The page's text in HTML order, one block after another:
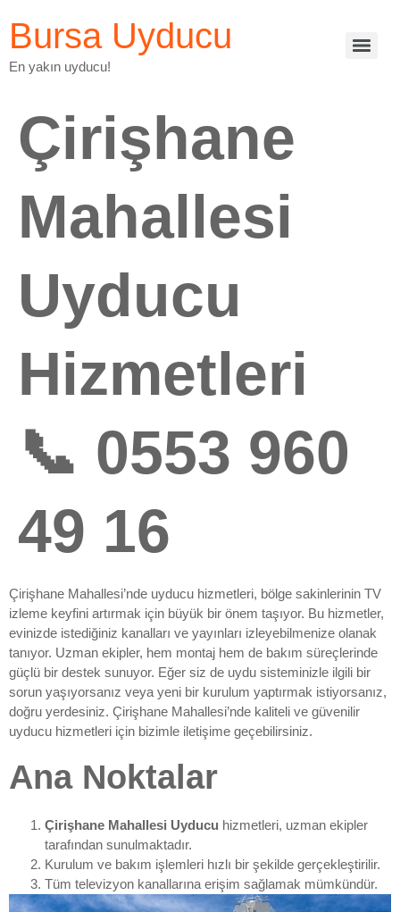
Bursa Uyducu
En yakın uyducu!
Çirişhane
Mahallesi
Uyducu
Hizmetleri
📞 0553 960
49 16
Çirişhane Mahallesi’nde uyducu hizmetleri, bölge sakinlerinin TV
izleme keyfini artırmak için büyük bir önem taşıyor. Bu hizmetler,
evinizde istediğiniz kanalları ve yayınları izleyebilmenize olanak
tanıyor. Uzman ekipler, hem montaj hem de bakım süreçlerinde
güçlü bir destek sunuyor. Eğer siz de uydu sisteminizle ilgili bir
sorun yaşıyorsanız veya yeni bir kurulum yaptırmak istiyorsanız,
doğru yerdesiniz. Çirişhane Mahallesi’nde kaliteli ve güvenilir
uyducu hizmetleri için bizimle iletişime geçebilirsiniz.
Ana Noktalar
Çirişhane Mahallesi Uyducu hizmetleri, uzman ekipler
tarafından sunulmaktadır.
Kurulum ve bakım işlemleri hızlı bir şekilde gerçekleştirilir.
Tüm televizyon kanallarına erişim sağlamak mümkündür.